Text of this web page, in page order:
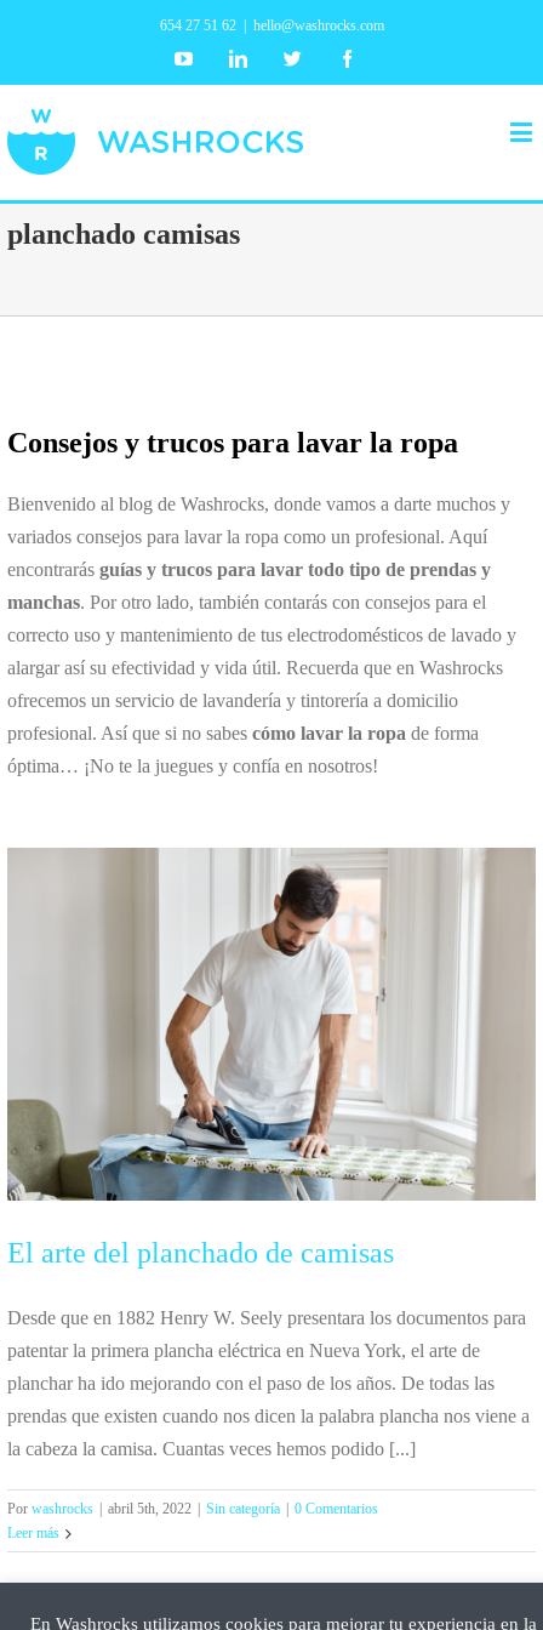
654 27 51 62 hello@washrocks.com
YoutubeLinkedin Twitter
planchado camisas
Consejos y trucos para lavar la ropa
Bienvenido al blog de Washrocks, donde vamos a darte muchos y
variados consejos para lavar la ropa como un profesional. Aquí
encontrarás guías y trucos para lavar todo tipo de prendas y
manchas. Por otro lado, también contarás con consejos para el
correcto uso y mantenimiento de tus electrodomésticos de lavado y
alargar así su efectividad y vida útil. Recuerda que en Washrocks
ofrecemos un servicio de lavandería y tintorería a domicilio
profesional. Así que si no sabes cómo lavar la ropa de forma
óptima… ¡No te la juegues y confía en nosotros!
El arte del planchado de camisas
Desde que en 1882 Henry W. Seely presentara los documentos para
patentar la primera plancha eléctrica en Nueva York, el arte de
planchar ha ido mejorando con el paso de los años. De todas las
prendas que existen cuando nos dicen la palabra plancha nos viene a
la cabeza la camisa. Cuantas veces hemos podido [...]
Por washrocks abril 5th, 2022 Sin categoría
0 Comentarios
Leer más
En Washrocks utilizamos cookies para mejorar tu experiencia en la